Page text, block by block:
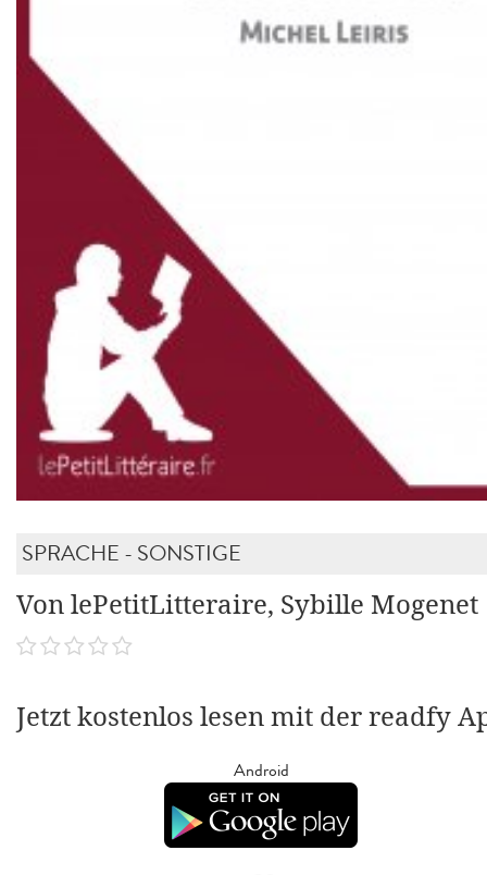
SPRACHE - SONSTIGE
Von lePetitLitteraire, Sybille Mogenet
Jetzt kostenlos lesen mit der readfy
Android